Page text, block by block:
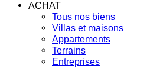
ACHAT
Tous nos biens
Villas et maisons
Appartements
Terrains
Entreprises